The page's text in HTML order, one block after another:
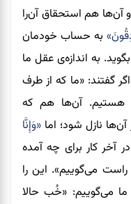
هم استحقاق آن‌را
به حساب خودمان
به‌ اندازه‌ی عقل ما
گفتند: «ما که از طرف
هستیم. آن‌ها هم که
نازل شود؛ اما «وَإِنَّا
آخر کار برای چه آمده
می‌گوییم». این را
می‌گوییم: «خُب حالا